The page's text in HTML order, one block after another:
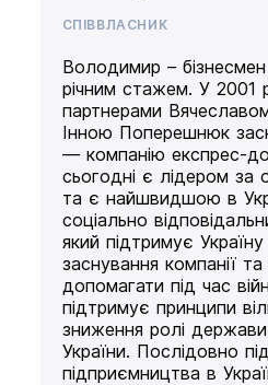
СПІВВЛАСНИК
Володимир –
річним стажем. У 2001
партнерами
Інною Поперешнюк
— компанію експрес-
сьогодні є лідером за
та є найшвидшою в
соціально
який підтримує
заснування компанії
допомагати під час
підтримує принципи
зниження ролі держави
України. Послідовно
підприємництва в